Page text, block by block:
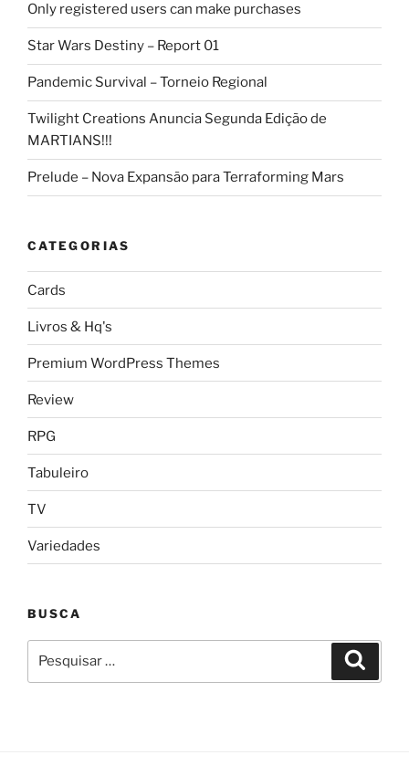
Only registered users can make purchases
Star Wars Destiny – Report 01
Pandemic Survival – Torneio Regional
Twilight Creations Anuncia Segunda Edição de
MARTIANS!!!
Prelude – Nova Expansão para Terraforming Mars
CATEGORIAS
Cards
Livros & Hq's
Premium WordPress Themes
Review
RPG
Tabuleiro
TV
Variedades
BUSCA
por: